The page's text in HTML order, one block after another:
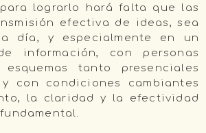
lograrlo hará falta que las
efectiva de ideas, sea
día, y especialmente en un
información, con personas
tanto presenciales
y con condiciones cambiantes
la claridad y la efectividad